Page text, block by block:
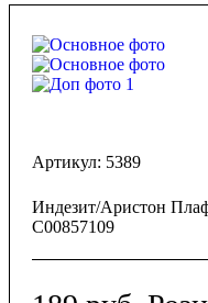
Артикул: 5389
Индезит/Аристон
C00857109